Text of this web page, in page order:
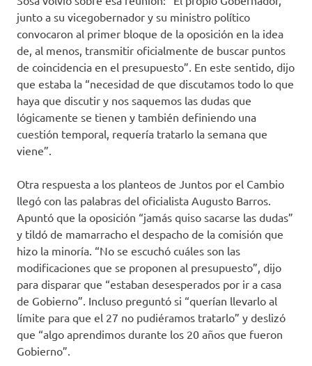
junto a su vicegobernador y su ministro político
convocaron al primer bloque de la oposición en la idea
de, al menos, transmitir oficialmente de buscar puntos
de coincidencia en el presupuesto”. En este sentido, dijo
que estaba la “necesidad de que discutamos todo lo que
haya que discutir y nos saquemos las dudas que
lógicamente se tienen y también definiendo una
cuestión temporal, requería tratarlo la semana que
viene”.
Otra respuesta a los planteos de Juntos por el Cambio
llegó con las palabras del oficialista Augusto Barros.
Apuntó que la oposición “jamás quiso sacarse las dudas”
y tildó de mamarracho el despacho de la comisión que
hizo la minoría. “No se escuchó cuáles son las
modificaciones que se proponen al presupuesto”, dijo
para disparar que “estaban desesperados por ir a casa
de Gobierno”. Incluso preguntó si “querían llevarlo al
límite para que el 27 no pudiéramos tratarlo” y deslizó
que “algo aprendimos durante los 20 años que fueron
Gobierno”.